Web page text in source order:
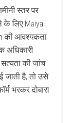
स्तर पर
के लिए Maiya
की आवश्यकता
अधिकारी
की जांच
जाती है, तो उसे
भरकर दोबारा